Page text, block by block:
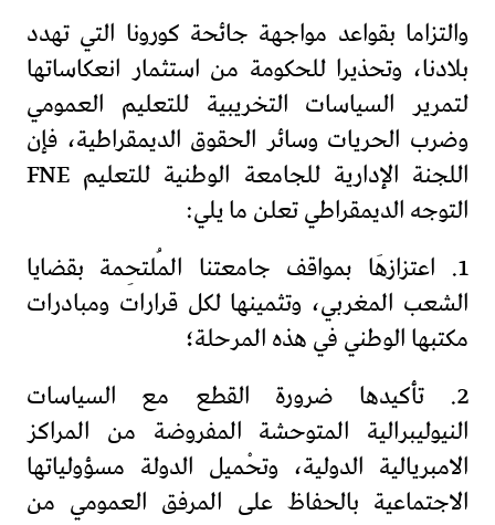
والتزاما بقواعد مواجهة جائحة كورونا التي تهدد
بلادنا، وتحذيرا للحكومة من استثمار انعكاساتها
لتمرير السياسات التخريبية للتعليم العمومي
وضرب الحريات وسائر الحقوق الديمقراطية، فإن
اللجنة الإدارية للجامعة الوطنية للتعليم FNE
التوجه الديمقراطي تعلن ما يلي:
1. اعتزازهَا بمواقف جامعتنا المُلتحِمة بقضايا
الشعب المغربي، وتثمينها لكل قرارات ومبادرات
مكتبها الوطني في هذه المرحلة؛
2. تأكيدها ضرورة القطع مع السياسات
النيوليبرالية المتوحشة المفروضة من المراكز
الامبريالية الدولية، وتحْميل الدولة مسؤولياتها
الاجتماعية بالحفاظ على المرفق العمومي من